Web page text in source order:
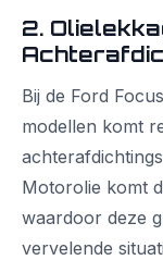
2.
Bij de Ford
modellen komt
Motorolie komt
waardoor deze
vervelende